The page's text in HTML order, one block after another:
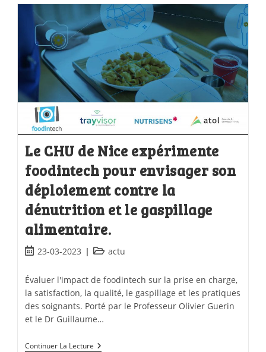
Le CHU de Nice expérimente
foodintech pour envisager son
déploiement contre la
dénutrition et le gaspillage
alimentaire.
23-03-2023 actu
Évaluer l'impact de foodintech sur la prise en charge,
la satisfaction, la qualité, le gaspillage et les pratiques
des soignants. Porté par le Professeur Olivier Guerin
et le Dr Guillaume…
Continuer La Lecture